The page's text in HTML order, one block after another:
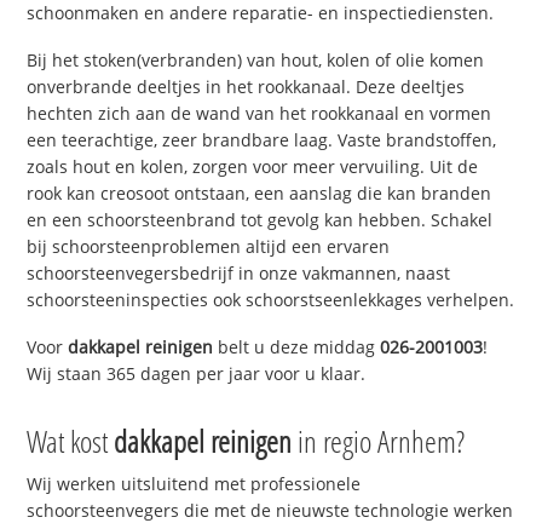
schoonmaken en andere reparatie- en inspectiediensten.
Bij het stoken(verbranden) van hout, kolen of olie komen
onverbrande deeltjes in het rookkanaal. Deze deeltjes
hechten zich aan de wand van het rookkanaal en vormen
een teerachtige, zeer brandbare laag. Vaste brandstoffen,
zoals hout en kolen, zorgen voor meer vervuiling. Uit de
rook kan creosoot ontstaan, een aanslag die kan branden
en een schoorsteenbrand tot gevolg kan hebben. Schakel
bij schoorsteenproblemen altijd een ervaren
schoorsteenvegersbedrijf in onze vakmannen, naast
schoorsteeninspecties ook schoorstseenlekkages verhelpen.
Voordakkapel reinigen belt u deze middag026-2001003!
Wij staan 365 dagen per jaar voor u klaar.
Wat kostdakkapel reinigen in regio Arnhem?
Wij werken uitsluitend met professionele
schoorsteenvegers die met de nieuwste technologie werken